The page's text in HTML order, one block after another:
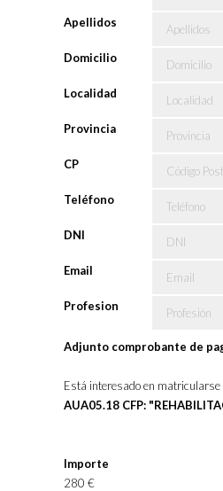
Apellidos
Domicilio
Localidad
Provincia
CP
Teléfono
DNI
Email
Profesion
Adjunto comprobante de
Está interesado en matricularse
AUA05.18 CFP:
Importe
280 €